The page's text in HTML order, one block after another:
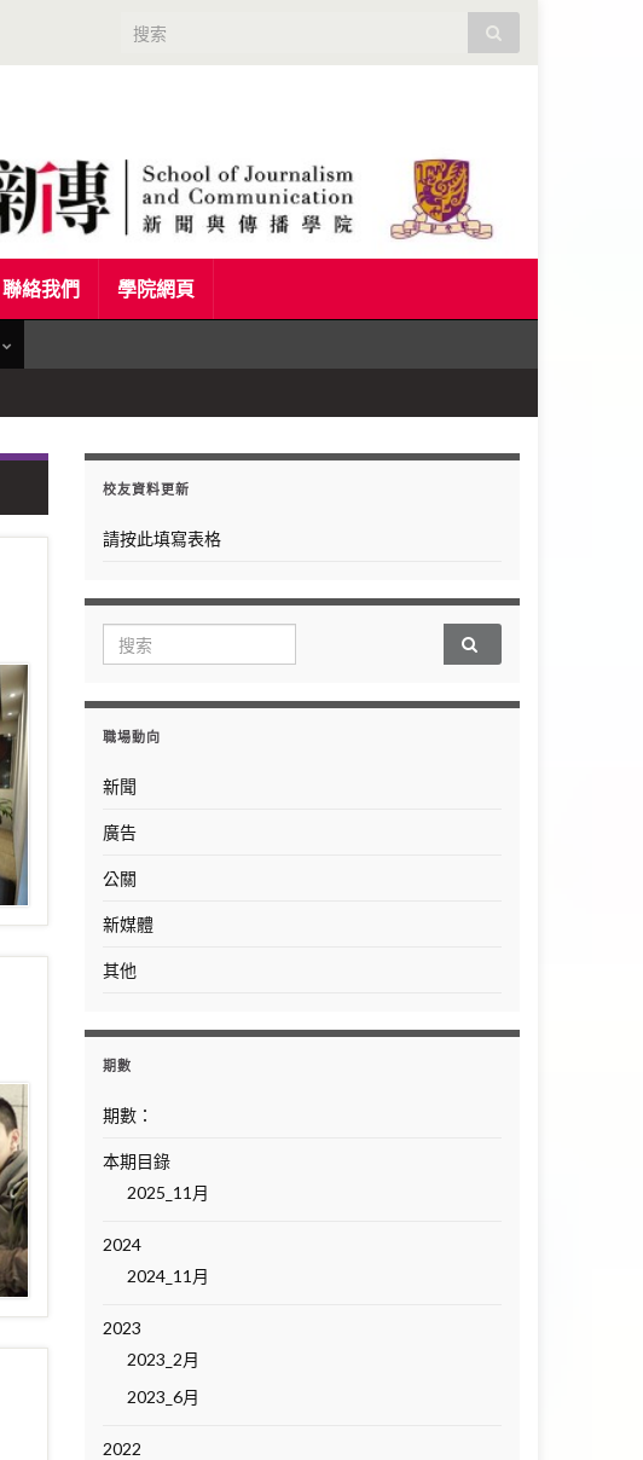
Search for:
聯絡我們 學院網頁
校友資料更新
請按此填寫表格
Search for:
職場動向
新聞
廣告
公關
新媒體
其他
期數
期數：
本期目錄
2025_11月
2024
2024_11月
2023
2023_2月
2023_6月
2022